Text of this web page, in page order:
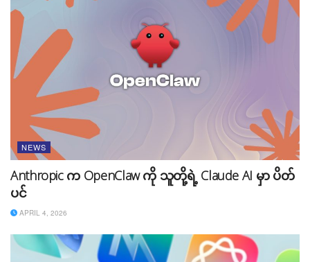
NEWS
Anthropic က OpenClaw ကို သူတို့ရဲ့ Claude AI မှာ ပိတ်
ပင်
APRIL 4, 2026